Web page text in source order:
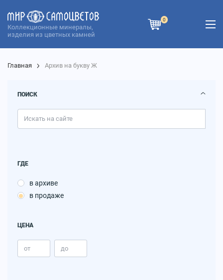
Коллекционные минералы,
изделия из цветных камней
0
Главная Архив на букву Ж
ПОИСК
ГДЕ
в архиве
в продаже
ЦЕНА